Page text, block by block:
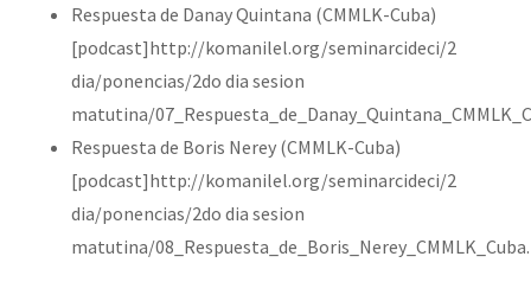
Respuesta de Danay Quintana (CMMLK-Cuba)
[podcast]http://komanilel.org/seminarcideci/2
dia/ponencias/2do dia sesion
matutina/
Respuesta de Boris Nerey (CMMLK-Cuba)
[podcast]http://komanilel.org/seminarcideci/2
dia/ponencias/2do dia sesion
matutina/